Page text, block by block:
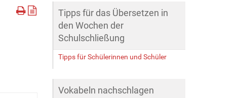
Tipps für das Übersetzen in
den Wochen der
Schulschließung
Tipps für Schülerinnen und Schüler
Vokabeln nachschlagen